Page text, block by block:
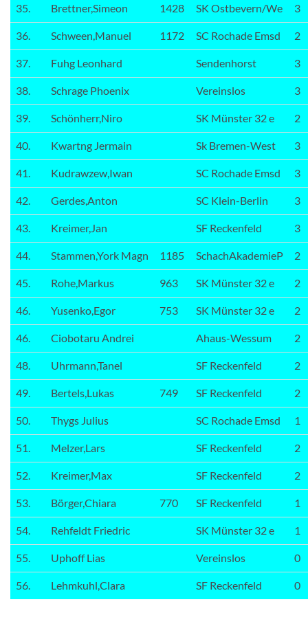
35. Brettner,Simeon 1428 SK Ostbevern/We 3
36. Schween,Manuel 1172 SC Rochade Emsd 2
37. Fuhg Leonhard Sendenhorst 3
38. Schrage Phoenix Vereinslos 3
39. Schönherr,Niro SK Münster 32 e 2
40. Kwartng Jermain Sk Bremen-West 3
41. Kudrawzew,Iwan SC Rochade Emsd 3
42. Gerdes,Anton SC Klein-Berlin 3
43. Kreimer,Jan SF Reckenfeld 3
44. Stammen,York Magn 1185 SchachAkademieP 2
45. Rohe,Markus 963 SK Münster 32 e 2
46. Yusenko,Egor 753 SK Münster 32 e 2
46. Ciobotaru Andrei Ahaus-Wessum 2
48. Uhrmann,Tanel SF Reckenfeld 2
49. Bertels,Lukas 749 SF Reckenfeld 2
50. Thygs Julius SC Rochade Emsd 1
51. Melzer,Lars SF Reckenfeld 2
52. Kreimer,Max SF Reckenfeld 2
53. Börger,Chiara 770 SF Reckenfeld 1
54. Rehfeldt Friedric SK Münster 32 e 1
55. Uphoff Lias Vereinslos 0
56. Lehmkuhl,Clara SF Reckenfeld 0